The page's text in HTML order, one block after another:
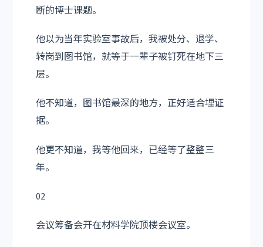
断的博士课题。
他以为当年实验室事故后，我被处分、退学、
转岗到图书馆，就等于一辈子被钉死在地下三
层。
他不知道，图书馆最深的地方，正好适合埋证
据。
他更不知道，我等他回来，已经等了整整三
年。
02
会议筹备会开在材料学院顶楼会议室。